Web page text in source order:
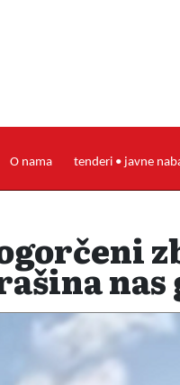
O nama tenderi • javne
nas